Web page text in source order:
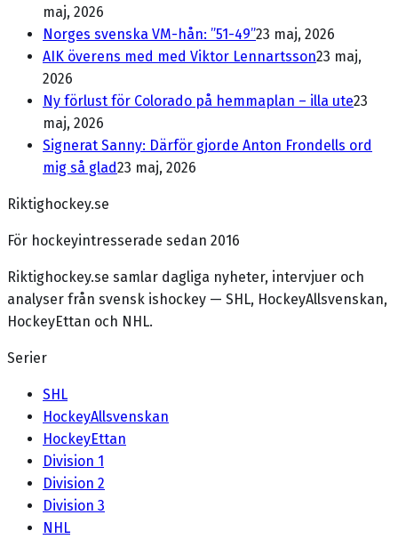
maj, 2026
Norges svenska VM-hån: ”51-49”23 maj, 2026
AIK överens med med Viktor Lennartsson23 maj,
2026
Ny förlust för Colorado på hemmaplan – illa ute23
maj, 2026
Signerat Sanny: Därför gjorde Anton Frondells ord
mig så glad23 maj, 2026
Riktighockey.se
För hockeyintresserade sedan 2016
Riktighockey.se samlar dagliga nyheter, intervjuer och
analyser från svensk ishockey — SHL, HockeyAllsvenskan,
HockeyEttan och NHL.
Serier
SHL
HockeyAllsvenskan
HockeyEttan
Division 1
Division 2
Division 3
NHL